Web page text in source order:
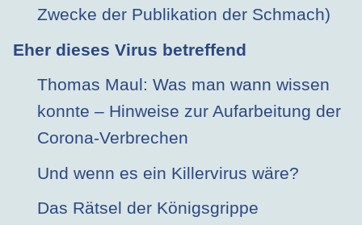
Zwecke der Publikation der Schmach)
Eher dieses Virus betreffend
Thomas Maul: Was man wann wissen
konnte – Hinweise zur Aufarbeitung der
Corona-Verbrechen
Und wenn es ein Killervirus wäre?
Das Rätsel der Königsgrippe